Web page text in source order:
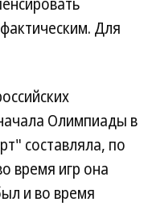
Для
Олимпиады в
составляла, по
время игр она
и во время